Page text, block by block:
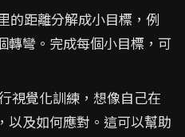
的距離分解成小目標，例
轉彎。完成每個小目標，可
視覺化訓練，想像自己在
以及如何應對。這可以幫助